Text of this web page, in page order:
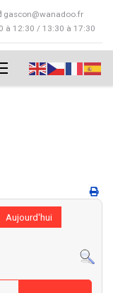
gascon@wanadoo.fr
à 12:30 / 13:30 à 17:30
Aujourd'hui